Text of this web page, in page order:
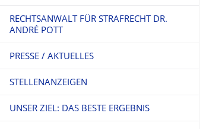
RECHTSANWALT FÜR STRAFRECHT DR.
ANDRÉ POTT
PRESSE / AKTUELLES
STELLENANZEIGEN
UNSER ZIEL: DAS BESTE ERGEBNIS